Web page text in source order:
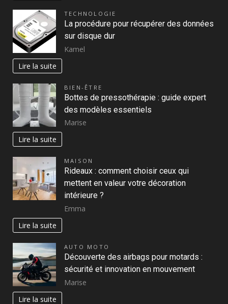
TECHNOLOGIE
La procédure pour récupérer des données
sur disque dur
Kamel
Lire la suite
BIEN-ÊTRE
Bottes de pressothérapie : guide expert
des modèles essentiels
Marise
Lire la suite
MAISON
Rideaux : comment choisir ceux qui
mettent en valeur votre décoration
intérieure ?
Emma
Lire la suite
AUTO MOTO
Découverte des airbags pour motards :
sécurité et innovation en mouvement
Marise
Lire la suite